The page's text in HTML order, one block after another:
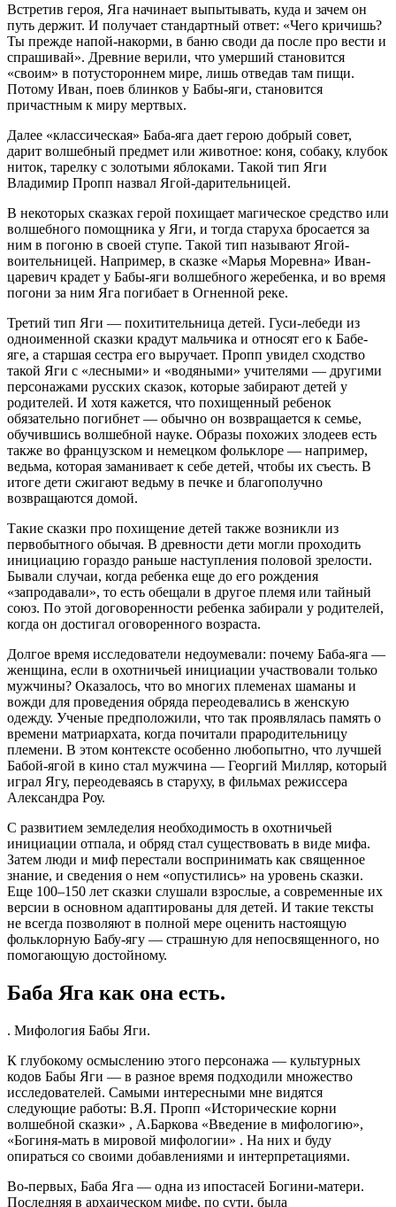
Встретив героя, Яга начинает выпытывать, куда и зачем он
путь держит. И получает стандартный ответ: «Чего кричишь?
Ты прежде напой-накорми, в баню своди да после про вести и
спрашивай». Древние верили, что умерший становится
«своим» в потустороннем мире, лишь отведав там пищи.
Потому Иван, поев блинков у Бабы-яги, становится
причастным к миру мертвых.
Далее «классическая» Баба-яга дает герою добрый совет,
дарит волшебный предмет или животное: коня, собаку, клубок
ниток, тарелку с золотыми яблоками. Такой тип Яги
Владимир Пропп назвал Ягой-дарительницей.
В некоторых сказках герой похищает магическое средство или
волшебного помощника у Яги, и тогда старуха бросается за
ним в погоню в своей ступе. Такой тип называют Ягой-
воительницей. Например, в сказке «Марья Моревна» Иван-
царевич крадет у Бабы-яги волшебного жеребенка, и во время
погони за ним Яга погибает в Огненной реке.
Третий тип Яги — похитительница детей. Гуси-лебеди из
одноименной сказки крадут мальчика и относят его к Бабе-
яге, а старшая сестра его выручает. Пропп увидел сходство
такой Яги с «лесными» и «водяными» учителями — другими
персонажами русских сказок, которые забирают детей у
родителей. И хотя кажется, что похищенный ребенок
обязательно погибнет — обычно он возвращается к семье,
обучившись волшебной науке. Образы похожих злодеев есть
также во французском и немецком фольклоре — например,
ведьма, которая заманивает к себе детей, чтобы их съесть. В
итоге дети сжигают ведьму в печке и благополучно
возвращаются домой.
Такие сказки про похищение детей также возникли из
первобытного обычая. В древности дети могли проходить
инициацию гораздо раньше наступления половой зрелости.
Бывали случаи, когда ребенка еще до его рождения
«запродавали», то есть обещали в другое племя или тайный
союз. По этой договоренности ребенка забирали у родителей,
когда он достигал оговоренного возраста.
Долгое время исследователи недоумевали: почему Баба-яга —
женщина, если в охотничьей инициации участвовали только
мужчины? Оказалось, что во многих племенах шаманы и
вожди для проведения обряда переодевались в женскую
одежду. Ученые предположили, что так проявлялась память о
времени матриархата, когда почитали прародительницу
племени. В этом контексте особенно любопытно, что лучшей
Бабой-ягой в кино стал мужчина — Георгий Милляр, который
играл Ягу, переодеваясь в старуху, в фильмах режиссера
Александра Роу.
С развитием земледелия необходимость в охотничьей
инициации отпала, и обряд стал существовать в виде мифа.
Затем люди и миф перестали воспринимать как священное
знание, и сведения о нем «опустились» на уровень сказки.
Еще 100–150 лет сказки слушали взрослые, а современные их
версии в основном адаптированы для детей. И такие тексты
не всегда позволяют в полной мере оценить настоящую
фольклорную Бабу-ягу — страшную для непосвященного, но
помогающую достойному.
Баба Яга как она есть.
. Мифология Бабы Яги.
К глубокому осмыслению этого персонажа — культурных
кодов Бабы Яги — в разное время подходили множество
исследователей. Самыми интересными мне видятся
следующие работы: В.Я. Пропп «Исторические корни
волшебной сказки» , А.Баркова «Введение в мифологию»,
«Богиня-мать в мировой мифологии» . На них и буду
опираться со своими добавлениями и интерпретациями.
Во-первых, Баба Яга — одна из ипостасей Богини-матери.
Последняя в архаическом мифе, по сути, была